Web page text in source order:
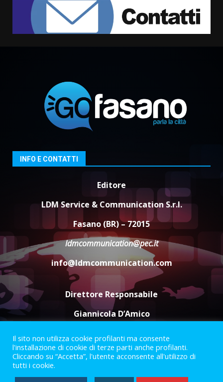
1
Rivoluzione”: nuovo
appuntamento con “Fasano in
Banda”
campionato di calcio”
7 Agosto 2026 06:00
3
Fasanese ferito a colpi di arma
6 Agosto 2026 18:13
Carta d’identità: continua il piano
di aperture straordinarie del
Comune di Fasano
6 Agosto 2026 14:16
Grazia Neglia, coordinatrice
cittadina di Fratelli d’Italia,
pronta a tornare in Consiglio
comunale
6 Agosto 2026 08:00
INFO E CONTATTI
Editore
LDM Service & Communication S.r.l.
Fasano (BR) – 72015
ldmcommunication@pec.it
info@ldmcommunication.com
Direttore Responsabile
Giannicola D’Amico
Termini e Condizioni
Privacy Policy
Informazioni Legali
Facebook
Instagram
Youtube
Il sito non utilizza cookie profilanti ma consente
l'installazione di cookie di terze parti anche profilanti.
Cliccando su “Accetta”, l'utente acconsente all'utilizzo di
tutti i cookie.